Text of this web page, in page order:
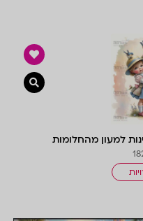
למעון מהחלומות